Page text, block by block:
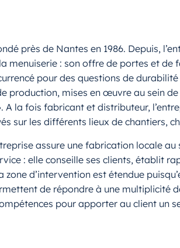
près de Nantes en 1986. Depuis,
menuiserie : son offre de portes et
pour des questions de
production, mises en œuvre au sein
A la fois fabricant et distributeur,
sur les différents lieux de chantiers,
assure une fabrication locale
: elle conseille ses clients, établit
zone d’intervention est étendue
de répondre à une multiplicité
pour apporter au client un